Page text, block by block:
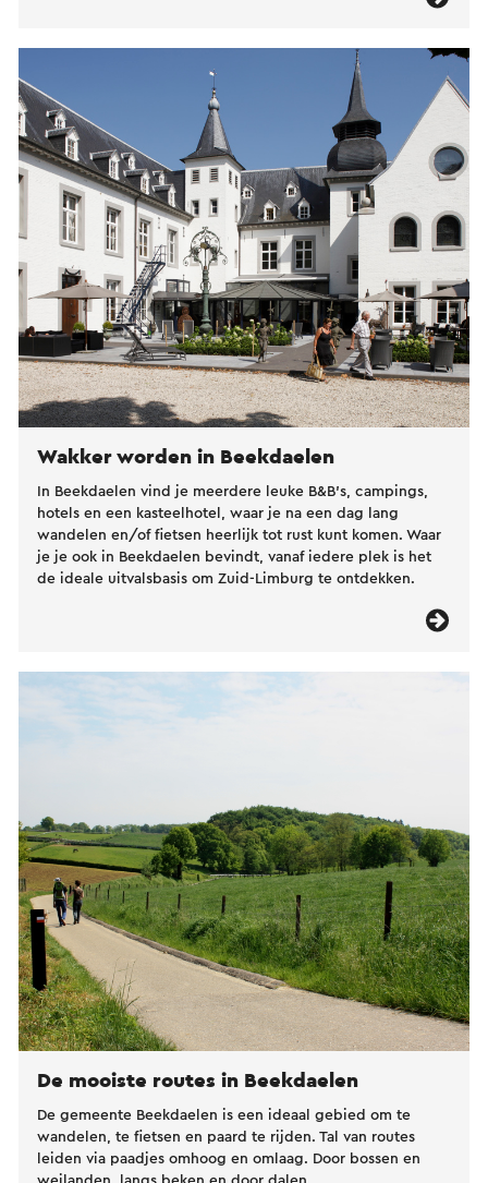
Wakker worden in Beekdaelen
In Beekdaelen vind je meerdere leuke B&B's, campings,
hotels en een kasteelhotel, waar je na een dag lang
wandelen en/of fietsen heerlijk tot rust kunt komen. Waar
je je ook in Beekdaelen bevindt, vanaf iedere plek is het
de ideale uitvalsbasis om Zuid-Limburg te ontdekken.
De mooiste routes in Beekdaelen
De gemeente Beekdaelen is een ideaal gebied om te
wandelen, te fietsen en paard te rijden. Tal van routes
leiden via paadjes omhoog en omlaag. Door bossen en